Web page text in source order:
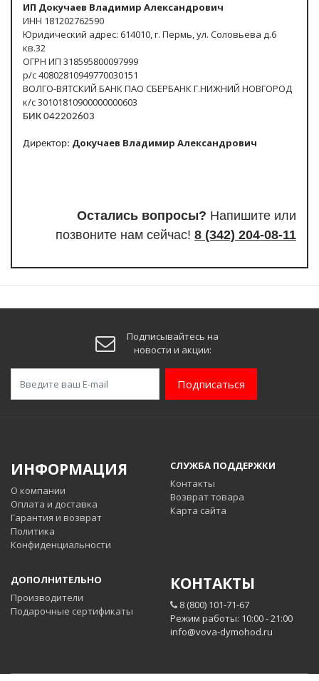
ИП Докучаев Владимир Александрович
ИНН 181202762590
Юридический адрес: 614010, г. Пермь, ул. Соловьева д.6
кв.32
ОГРН ИП 318595800097999
р/с 40802810949770030151
ВОЛГО-ВЯТСКИЙ БАНК ПАО СБЕРБАНК Г.НИЖНИЙ НОВГОРОД
к/с 30101810900000000603
БИК 042202603
Директор: Докучаев Владимир Александрович
Остались вопросы? Напишите или
позвоните нам сейчас! 8 (342) 204-08-11
Подписывайтесь на
новости и акции:
Подписаться
ИНФОРМАЦИЯ
О компании
Оплата и доставка
Гарантия и возврат
Политика
Конфиденциальности
СЛУЖБА ПОДДЕРЖКИ
Контакты
Возврат товара
Карта сайта
ДОПОЛНИТЕЛЬНО
Производители
Подарочные сертификаты
КОНТАКТЫ
8 (800) 101-71-67
Режим работы: 10:00 - 21:00
info@vova-dymohod.ru